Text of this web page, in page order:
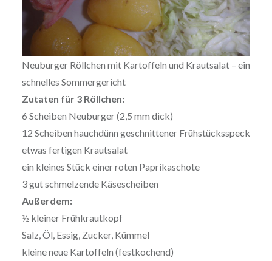
Neuburger Röllchen mit Kartoffeln und Krautsalat – ein
schnelles Sommergericht
Zutaten für 3 Röllchen:
6 Scheiben Neuburger (2,5 mm dick)
12 Scheiben hauchdünn geschnittener Frühstücksspeck
etwas fertigen Krautsalat
ein kleines Stück einer roten Paprikaschote
3 gut schmelzende Käsescheiben
Außerdem:
½ kleiner Frühkrautkopf
Salz, Öl, Essig, Zucker, Kümmel
kleine neue Kartoffeln (festkochend)